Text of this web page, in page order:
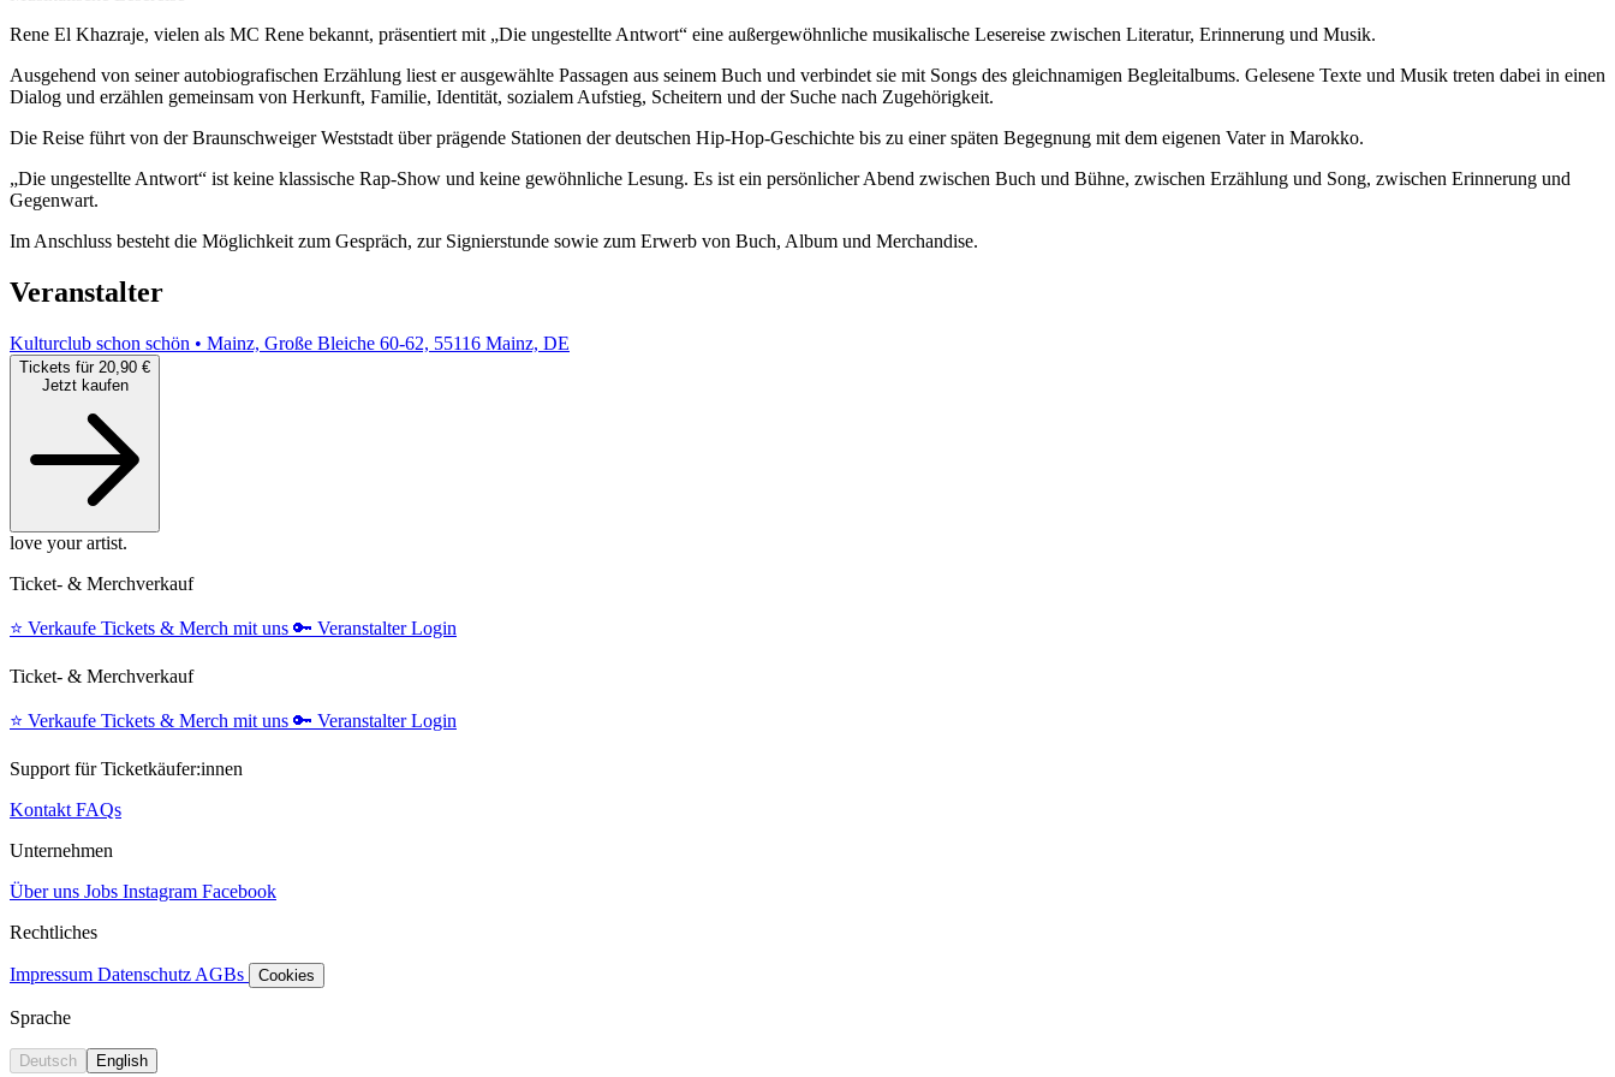
Rene El Khazraje, vielen als MC Rene bekannt, präsentiert mit „Die ungestellte Antwort“ eine außergewöhnliche musikalische Lesereise zwischen Literatur, Erinnerung und Musik.
Ausgehend von seiner autobiografischen Erzählung liest er ausgewählte Passagen aus seinem Buch und verbindet sie mit Songs des gleichnamigen Begleitalbums. Gelesene Texte und Musik treten dabei in einen
Dialog und erzählen gemeinsam von Herkunft, Familie, Identität, sozialem Aufstieg, Scheitern und der Suche nach Zugehörigkeit.
Die Reise führt von der Braunschweiger Weststadt über prägende Stationen der deutschen Hip-Hop-Geschichte bis zu einer späten Begegnung mit dem eigenen Vater in Marokko.
„Die ungestellte Antwort“ ist keine klassische Rap-Show und keine gewöhnliche Lesung. Es ist ein persönlicher Abend zwischen Buch und Bühne, zwischen Erzählung und Song, zwischen Erinnerung und
Gegenwart.
Im Anschluss besteht die Möglichkeit zum Gespräch, zur Signierstunde sowie zum Erwerb von Buch, Album und Merchandise.
Veranstalter
Kulturclub schon schön • Mainz, Große Bleiche 60-62, 55116 Mainz, DE
Tickets für 20,90 €
Jetzt kaufen
love your artist.
Ticket- & Merchverkauf
⭐️ Verkaufe Tickets & Merch mit uns 🔑 Veranstalter Login
Ticket- & Merchverkauf
⭐️ Verkaufe Tickets & Merch mit uns 🔑 Veranstalter Login
Support für Ticketkäufer:innen
Kontakt FAQs
Unternehmen
Über uns Jobs Instagram Facebook
Rechtliches
Impressum Datenschutz AGBs Cookies
Sprache
Deutsch English